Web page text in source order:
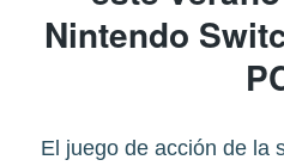
Nintendo
El juego de acción de la